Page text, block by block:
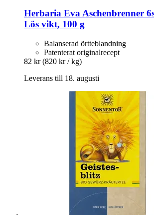
Herbaria Eva Aschenbrenner
Lös vikt, 100 g
Balanserad örtteblandning
Patenterat originalrecept
82 kr (820 kr / kg)
Leverans till 18. augusti